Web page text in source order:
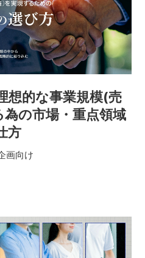
想的な事業規模(売
の市場・重点領域
方
画向け